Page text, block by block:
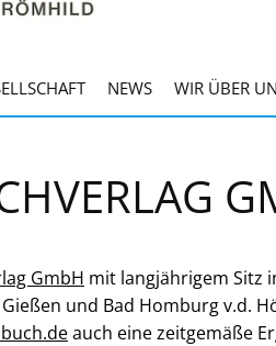
NEWS WIR ÜBER
GmbH mit langjährigem Sitz
und Bad Homburg v.d.
auch eine zeitgemäße